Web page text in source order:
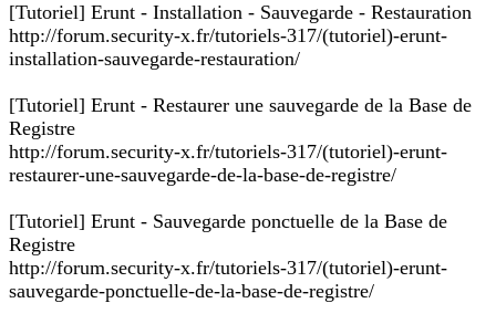
[Tutoriel] Erunt - Installation - Sauvegarde - Restauration
http://forum.security-x.fr/tutoriels-317/(tutoriel)-erunt-
installation-sauvegarde-restauration/
[Tutoriel] Erunt - Restaurer une sauvegarde de la Base de
Registre
http://forum.security-x.fr/tutoriels-317/(tutoriel)-erunt-
restaurer-une-sauvegarde-de-la-base-de-registre/
[Tutoriel] Erunt - Sauvegarde ponctuelle de la Base de
Registre
http://forum.security-x.fr/tutoriels-317/(tutoriel)-erunt-
sauvegarde-ponctuelle-de-la-base-de-registre/